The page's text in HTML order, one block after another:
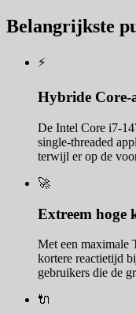
Belangrijkste
⚡
Hybride Core-
De Intel Core i7-
single-threaded
terwijl er op de
🚀
Extreem hoge
Met een maximale
kortere reactietijd
gebruikers die de
🔌